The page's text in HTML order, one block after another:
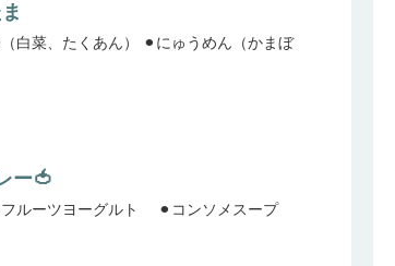
ー🍅
⚫︎夏野菜のキーマカレー ⚫︎きゅうりのマリネ ⚫︎フルーツヨーグルト ⚫︎コンソメスープ